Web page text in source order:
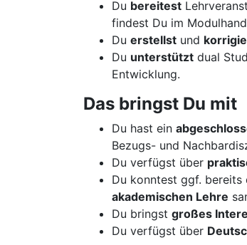
Du bereitest
findest Du im
Du erstellst und
Du unterstützt dual
Entwicklung.
Das bringst Du mit
Du hast ein
Bezugs- und
Du verfügst über
Du konntest ggf. bereits
akademischen Lehre
Du bringst großes
Du verfügst über